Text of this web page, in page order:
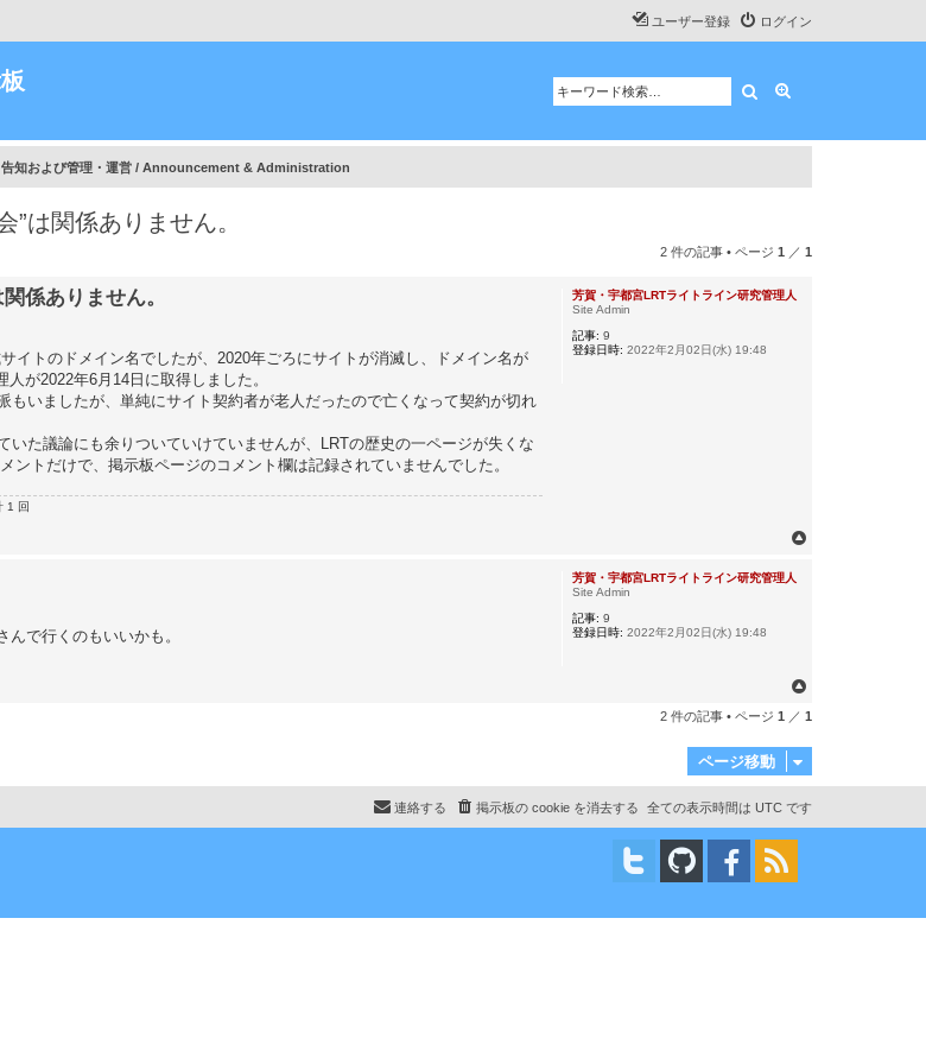
ログイン
ユーザー登録
検索
告知および管理・運営 / Announcement & Administration
は関係ありません。
2 件の記事 • ページ 1 ／ 1
芳賀・宇都宮LRTライトライン研究管理人
Site Admin
記事: 9
登録日時: 2022年2月02日(水) 19:48
係ありません。
イトのドメイン名でしたが、2020年ごろにサイトが消滅し、ドメイン名が
が2022年6月14日に取得しました。
いましたが、単純にサイト契約者が老人だったので亡くなって契約が切れ
た議論にも余りついていけていませんが、LRTの歴史の一ページが失くな
トだけで、掲示板ページのコメント欄は記録されていませんでした。
1 回
芳賀・宇都宮LRTライトライン研究管理人
Site Admin
記事: 9
登録日時: 2022年2月02日(水) 19:48
で行くのもいいかも。
ジ
ト
プ
2 件の記事 • ページ 1 ／ 1
ページ移動
全ての表示時間は UTC です
掲示板の cookie を消去する
連絡する